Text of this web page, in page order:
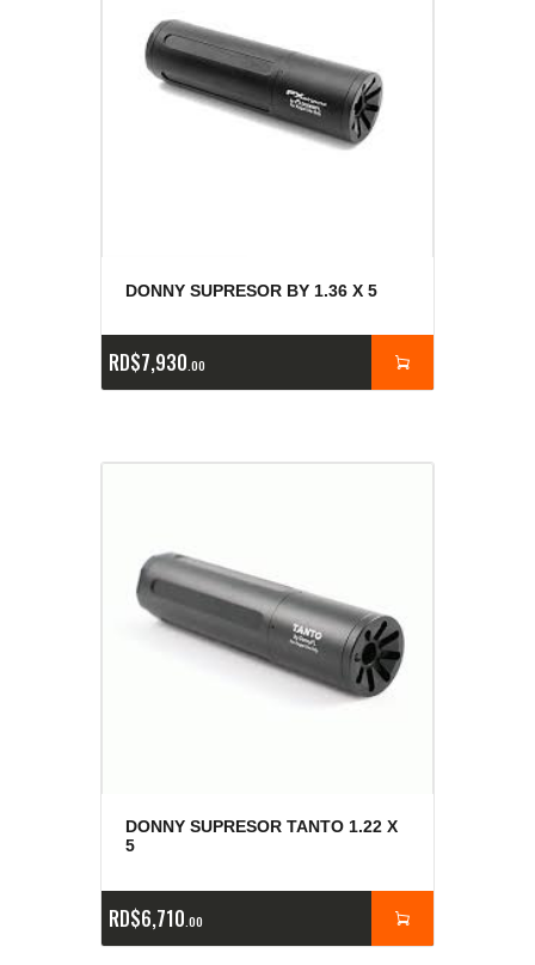
DONNY SUPRESOR BY 1.36 X 5
RD$7,930 00
DONNY SUPRESOR TANTO 1.22 X
5
RD$6,710 00